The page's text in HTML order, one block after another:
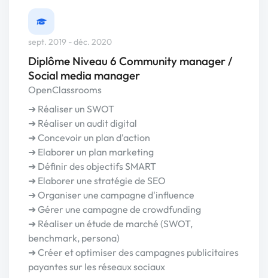
sept. 2019 - déc. 2020
Diplôme Niveau 6 Community manager /
Social media manager
OpenClassrooms
➜ Réaliser un SWOT
➜ Réaliser un audit digital
➜ Concevoir un plan d'action
➜ Elaborer un plan marketing
➜ Définir des objectifs SMART
➜ Elaborer une stratégie de SEO
➜ Organiser une campagne d'influence
➜ Gérer une campagne de crowdfunding
➜ Réaliser un étude de marché (SWOT,
benchmark, persona)
➜ Créer et optimiser des campagnes publicitaires
payantes sur les réseaux sociaux